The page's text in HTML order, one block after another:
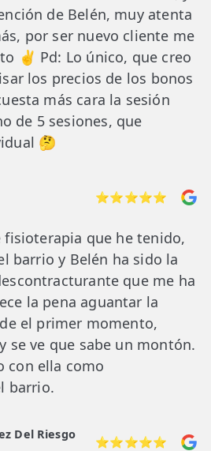
de Belén, muy atenta
por ser nuevo cliente me
✌️ Pd: Lo único, que creo
los precios de los bonos
más cara la sesión
de 5 sesiones, que
🤔
⭐⭐⭐⭐⭐
fisioterapia que he tenido,
barrio y Belén ha sido la
que me ha
la pena aguantar la
el primer momento,
se ve que sabe un montón.
con ella como
barrio.
Del Riesgo
⭐⭐⭐⭐⭐